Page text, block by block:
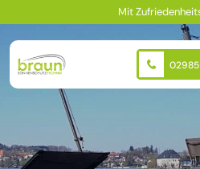
Inhalt
springen
Mit
02985